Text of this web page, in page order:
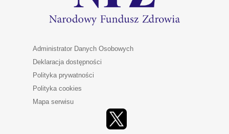
Administrator Danych Osobowych
Deklaracja dostępności
Polityka prywatności
Polityka cookies
Mapa serwisu